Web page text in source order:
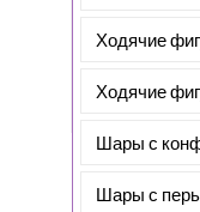
Ходячие
Ходячие
Шары с
Шары с